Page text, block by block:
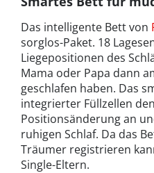
Das intelligente Bett von
sorglos-Paket. 18
Liegepositionen des
Mama oder Papa dann
geschlafen haben. Das
integrierter Füllzellen
Positionsänderung an
ruhigen Schlaf. Da das
Träumer registrieren
Single-Eltern.